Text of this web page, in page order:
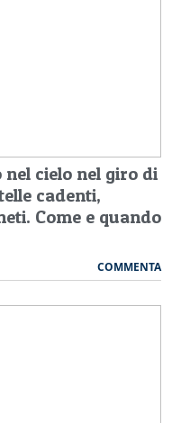
cielo nel giro di
cadenti,
Come e quando
COMMENTA